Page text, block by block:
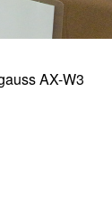
AX-W3